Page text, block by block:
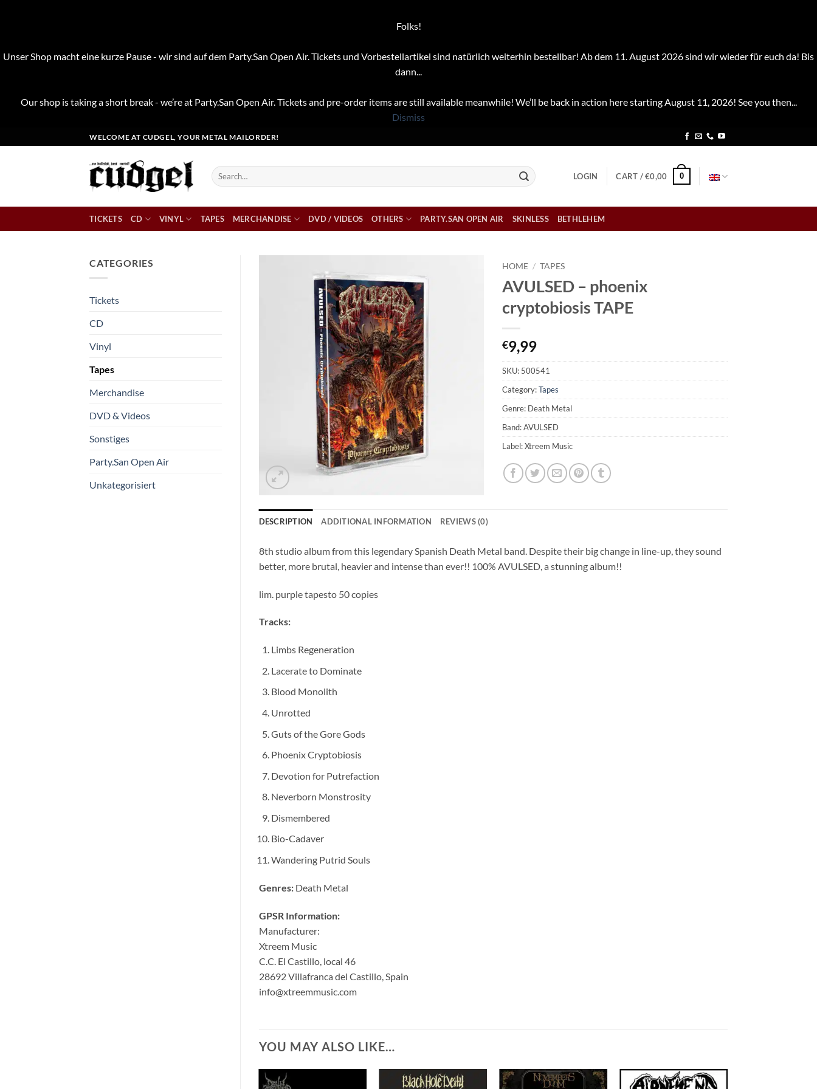
Folks!
Unser Shop macht eine kurze Pause - wir sind auf dem Party.San Open Air. Tickets und Vorbestellartikel sind natürlich weiterhin bestellbar! Ab dem 11. August 2026 sind wir wieder für euch da! Bis
dann...
Our shop is taking a short break - we’re at Party.San Open Air. Tickets and pre-order items are still available meanwhile! We’ll be back in action here starting August 11, 2026! See you then...
Dismiss
to
WELCOME AT CUDGEL, YOUR METAL MAILORDER!
Search
for:
LOGIN CART /€0,00 0
TICKETS CD VINYL TAPES MERCHANDISE DVD / VIDEOS OTHERS PARTY.SAN OPEN AIR SKINLESS BETHLEHEM
CATEGORIES
Tickets
CD
Vinyl
Tapes
Merchandise
DVD & Videos
Sonstiges
Party.San Open Air
Unkategorisiert
HOME / TAPES
AVULSED – phoenix
cryptobiosis TAPE
€9,99
SKU: 500541
Category:Tapes
Genre: Death Metal
Band: AVULSED
Label: Xtreem Music
DESCRIPTION ADDITIONAL INFORMATION REVIEWS (0)
8th studio album from this legendary Spanish Death Metal band. Despite their big change in line-up, they sound
better, more brutal, heavier and intense than ever!! 100% AVULSED, a stunning album!!
lim. purple tapesto 50 copies
Tracks:
Limbs Regeneration
Lacerate to Dominate
Blood Monolith
Unrotted
Guts of the Gore Gods
Phoenix Cryptobiosis
Devotion for Putrefaction
Neverborn Monstrosity
Dismembered
Bio-Cadaver
Wandering Putrid Souls
Genres:Death Metal
GPSR Information:
Manufacturer:
Xtreem Music
C.C. El Castillo, local 46
28692 Villafranca del Castillo, Spain
info@xtreemmusic.com
YOU MAY ALSO LIKE…